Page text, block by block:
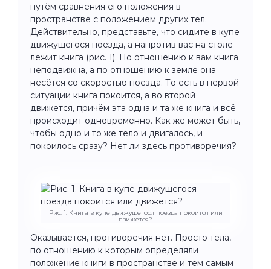
путём сравнения его положения в
пространстве с положением других тел.
Действительно, представьте, что сидите в купе
движущегося поезда, а напротив вас на столе
лежит книга (рис. 1). По отношению к вам книга
неподвижна, а по отношению к земле она
несётся со скоростью поезда. То есть в первой
ситуации книга покоится, а во второй
движется, причём эта одна и та же книга и всё
происходит одновременно. Как же может быть,
чтобы одно и то же тело и двигалось, и
покоилось сразу? Нет ли здесь противоречия?
Рис. 1. Книга в купе движущегося поезда покоится или
движется?
Оказывается, противоречия нет. Просто тела,
по отношению к которым определяли
положение книги в пространстве и тем самым